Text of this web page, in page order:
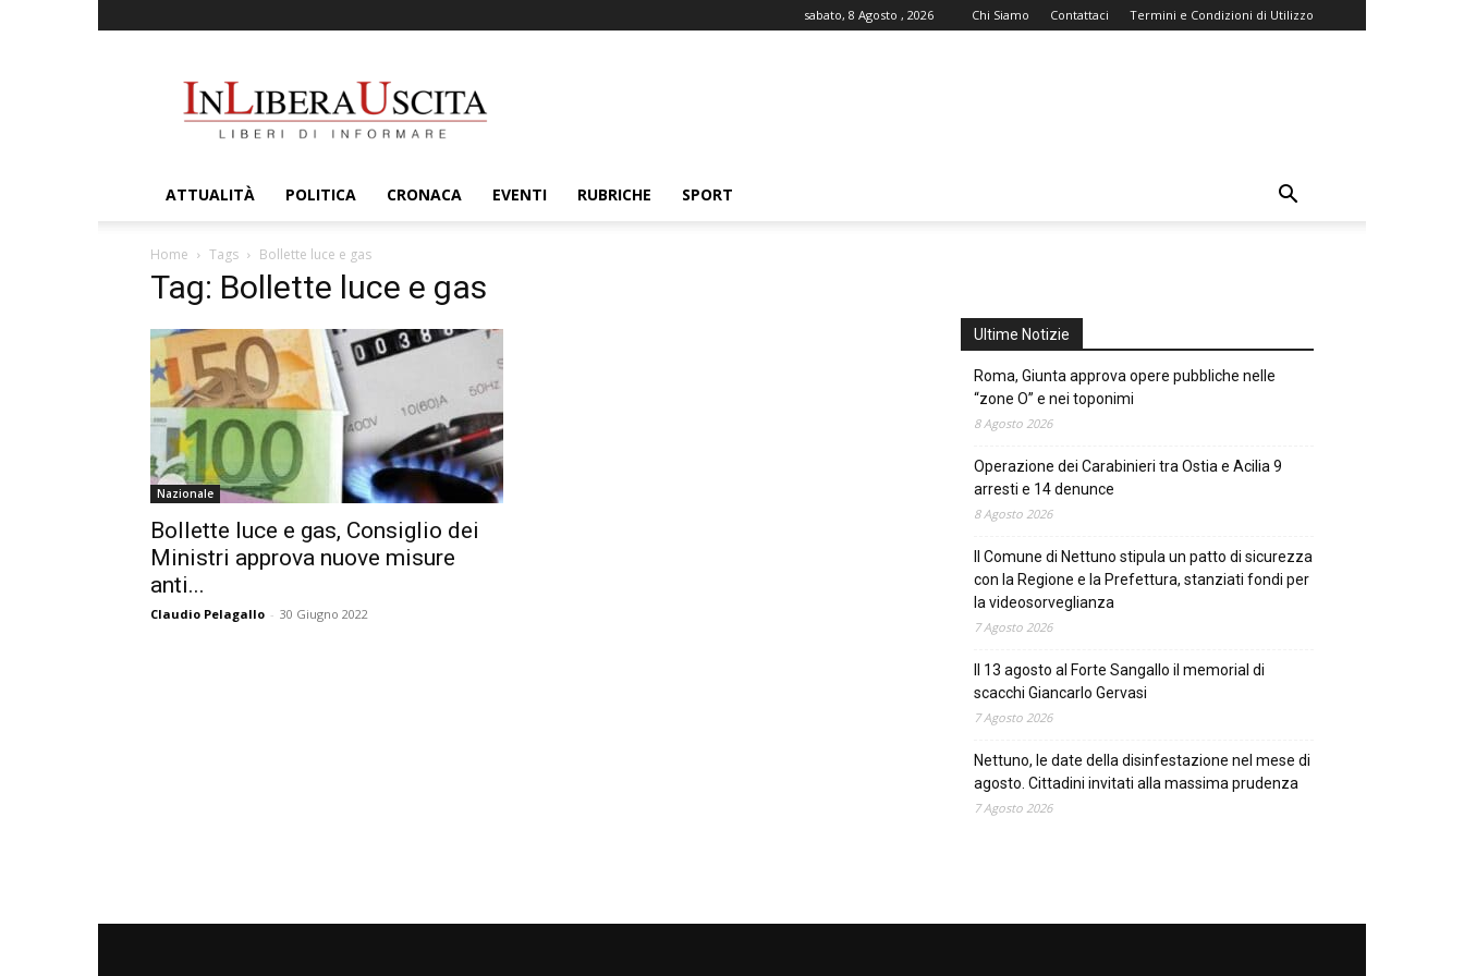
sabato, 8 Agosto , 2026 Chi Siamo Contattaci Termini e Condizioni di Utilizzo
ATTUALITÀ POLITICA CRONACA EVENTI RUBRICHE SPORT
Home Tags Bollette luce e gas
Tag: Bollette luce e gas
Nazionale
Bollette luce e gas, Consiglio dei
Ministri approva nuove misure
anti...
Claudio Pelagallo - 30 Giugno 2022
Ultime Notizie
Roma, Giunta approva opere pubbliche nelle
“zone O” e nei toponimi
8 Agosto 2026
Operazione dei Carabinieri tra Ostia e Acilia 9
arresti e 14 denunce
8 Agosto 2026
Il Comune di Nettuno stipula un patto di sicurezza
con la Regione e la Prefettura, stanziati fondi per
la videosorveglianza
7 Agosto 2026
Il 13 agosto al Forte Sangallo il memorial di
scacchi Giancarlo Gervasi
7 Agosto 2026
Nettuno, le date della disinfestazione nel mese di
agosto. Cittadini invitati alla massima prudenza
7 Agosto 2026